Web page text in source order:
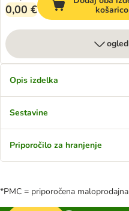
0,00 €
košarico
Opis izdelka
Sestavine
Priporočilo za hranjenje
*PMC = priporočena